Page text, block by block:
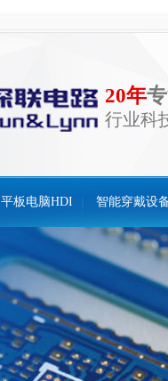
20年
行业科
平板电脑HDI 智能穿戴设